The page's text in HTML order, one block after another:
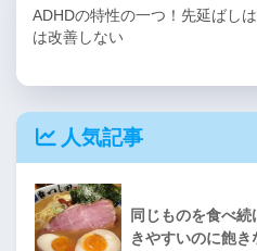
ADHDの特性の一つ！先延ばし
は改善しない
人気記事
同じものを食べ
きやすいのに飽き